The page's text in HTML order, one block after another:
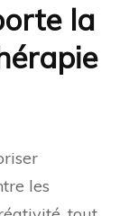
la
les